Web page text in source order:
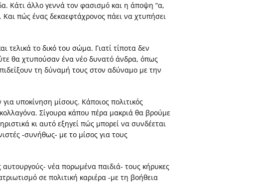
Κάτι άλλο γεννά τον φασισμό και η άποψη “α,
πώς ένας δεκαεφτάχρονος πάει να χτυπήσει
το δικό του σώμα. Γιατί τίποτα δεν
θα χτυπούσαν ένα νέο δυνατό άνδρα, όπως
τη δύναμή τους στον αδύναμο με την
υποκίνηση μίσους. Κάποιος πολιτικός
Σίγουρα κάπου πέρα μακριά θα βρούμε
κι αυτό εξηγεί πώς μπορεί να συνδέεται
-συνήθως- με το μίσος για τους
νέα πορωμένα παιδιά- τους κήρυκες
σε πολιτική καριέρα -με τη βοήθεια